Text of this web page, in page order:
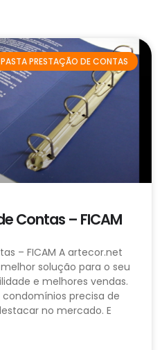
PASTA PRESTAÇÃO DE CONTAS
Contas – FICAM
– FICAM A artecor.net
solução para o seu
e melhores vendas.
precisa de
no mercado. E